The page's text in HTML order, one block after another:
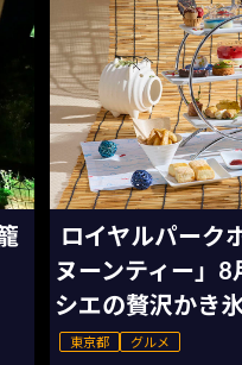
ロイヤルパーク
ヌーンティー」
シエの贅沢かき
東京都 グルメ